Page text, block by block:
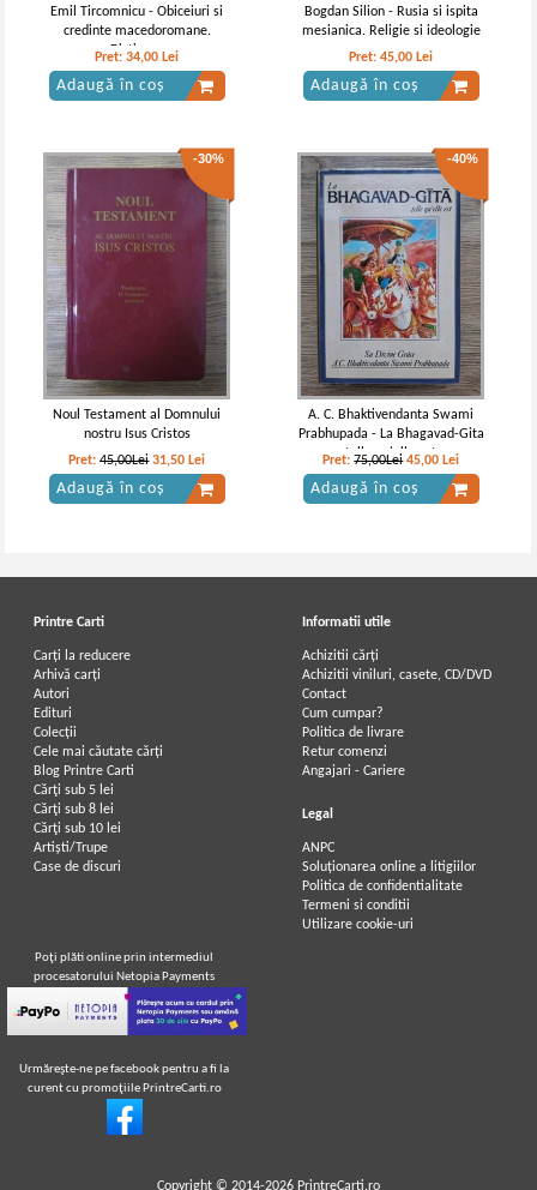
Emil Tircomnicu - Obiceiuri si
credinte macedoromane.
Dictionar
Pret:34,00 Lei
Adaugă în coș
Bogdan Silion - Rusia si ispita
mesianica. Religie si ideologie
Pret:45,00 Lei
Adaugă în coș
-30%
Noul Testament al Domnului
nostru Isus Cristos
Pret:45,00Lei 31,50 Lei
Adaugă în coș
-40%
A. C. Bhaktivendanta Swami
Prabhupada - La Bhagavad-Gita
telle qu'elle est
Pret:75,00Lei 45,00 Lei
Adaugă în coș
Printre Carti
Carți la reducere
Arhivă carți
Autori
Edituri
Colecții
Cele mai căutate cărți
Blog Printre Carti
Cărţi sub 5 lei
Cărţi sub 8 lei
Cărţi sub 10 lei
Artiști/Trupe
Case de discuri
Informatii utile
Achizitii cărți
Achizitii viniluri, casete, CD/DVD
Contact
Cum cumpar?
Politica de livrare
Retur comenzi
Angajari - Cariere
Legal
ANPC
Soluționarea online a litigiilor
Politica de confidentialitate
Termeni si conditii
Utilizare cookie-uri
Poţi plăti online prin intermediul
procesatorului Netopia Payments
Urmăreşte-ne pe facebook pentru a fi la
curent cu promoţiile PrintreCarti.ro
Copyright © 2014-2026 PrintreCarti.ro